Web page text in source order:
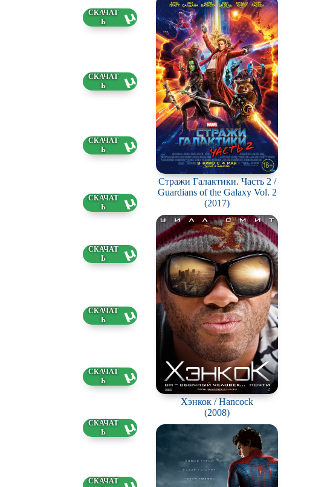
Стражи Галактики. Часть 2 /
Guardians of the Galaxy Vol. 2
(2017)
Хэнкок / Hancock
(2008)